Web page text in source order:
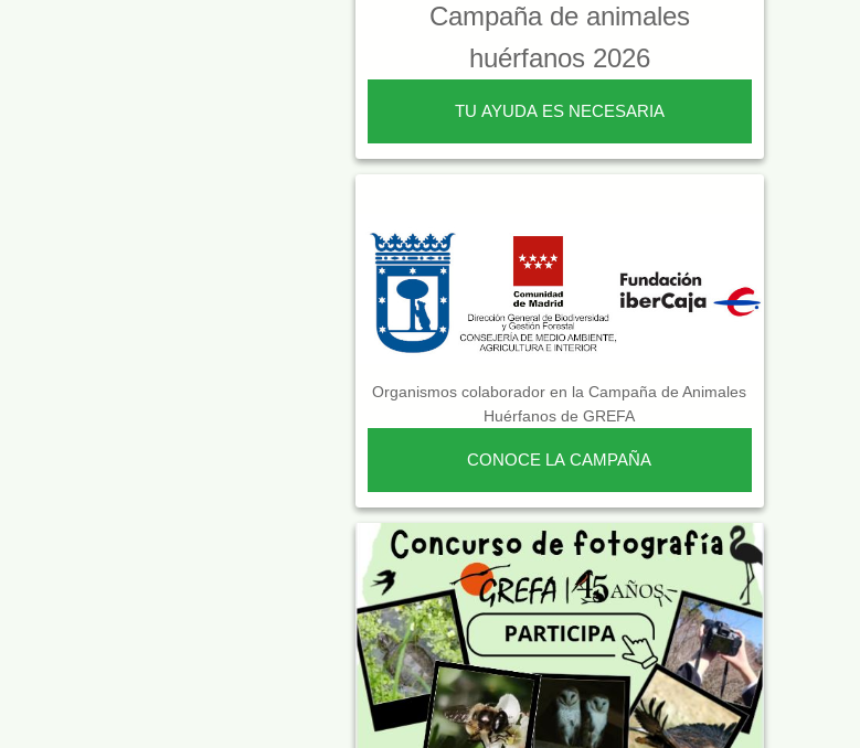
Campaña de animales
huérfanos 2026
TU AYUDA ES NECESARIA
Organismos colaborador en la Campaña de Animales
Huérfanos de GREFA
CONOCE LA CAMPAÑA